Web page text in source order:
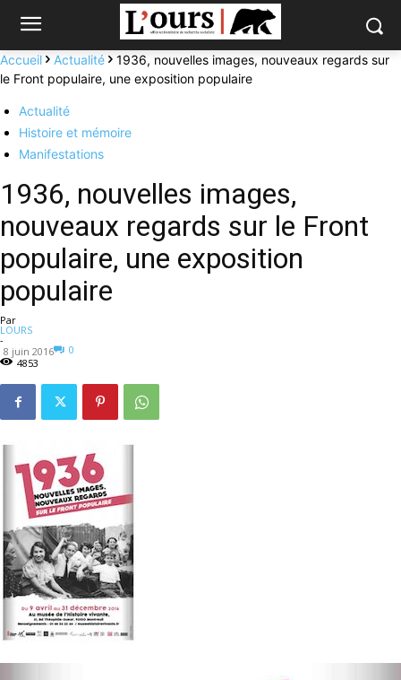
Accueil Actualité
1936, nouvelles images, nouveaux regards sur
le Front populaire, une exposition populaire
Actualité
Histoire et mémoire
Manifestations
1936, nouvelles images,
nouveaux regards sur le Front
populaire, une exposition
populaire
Par
LOURS
-
8 juin 2016
0
4853